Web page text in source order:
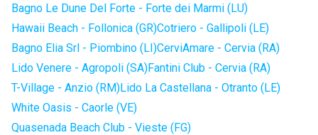
Bagno Le Dune Del Forte - Forte dei Marmi (LU)
Hawaii Beach - Follonica (GR)Cotriero - Gallipoli (LE)
Bagno Elia Srl - Piombino (LI)CerviAmare - Cervia (RA)
Lido Venere - Agropoli (SA)Fantini Club - Cervia (RA)
T-Village - Anzio (RM)Lido La Castellana - Otranto (LE)
White Oasis - Caorle (VE)
Quasenada Beach Club - Vieste (FG)